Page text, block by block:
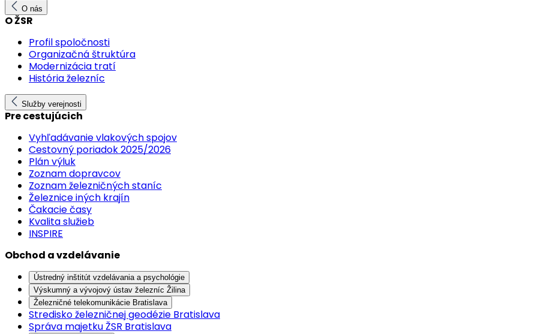
O nás
O ŽSR
Profil spoločnosti
Organizačná štruktúra
Modernizácia tratí
História železníc
Služby verejnosti
Pre cestujúcich
Vyhľadávanie vlakových spojov
Cestovný poriadok 2025/2026
Plán výluk
Zoznam dopravcov
Zoznam železničných staníc
Železnice iných krajín
Čakacie časy
Kvalita služieb
INSPIRE
Obchod a vzdelávanie
Ústredný inštitút vzdelávania a psychológie
Výskumný a vývojový ústav železníc Žilina
Železničné telekomunikácie Bratislava
Stredisko železničnej geodézie Bratislava
Správa majetku ŽSR Bratislava